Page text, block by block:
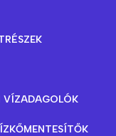
VÍZADAGOLÓK